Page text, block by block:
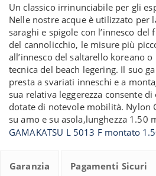
Un classico irrinunciabile per gli
Nelle nostre acque è utilizzato per
saraghi e spigole con l’innesco
del cannolicchio, le misure più
all’innesco del saltarello koreano o
tecnica del beach legering. Il suo
presta a svariati inneschi e a
sua relativa leggerezza consente
dotate di notevole mobilità. Nylon
su amo e su asola,lunghezza 1.50
GAMAKATSU L 5013 F montato
Garanzia Pagamenti Sicuri